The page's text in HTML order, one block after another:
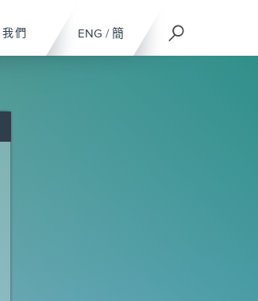
ENG / 簡
我們